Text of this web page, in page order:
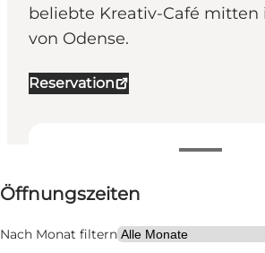
beliebte Kreativ-Café mitten
von Odense.
Reservation
Öffnungszeiten anzeigen
Öffnungszeiten
Nach Monat filtern
Website besuchen
Mir selbst, Freunde, Kinder